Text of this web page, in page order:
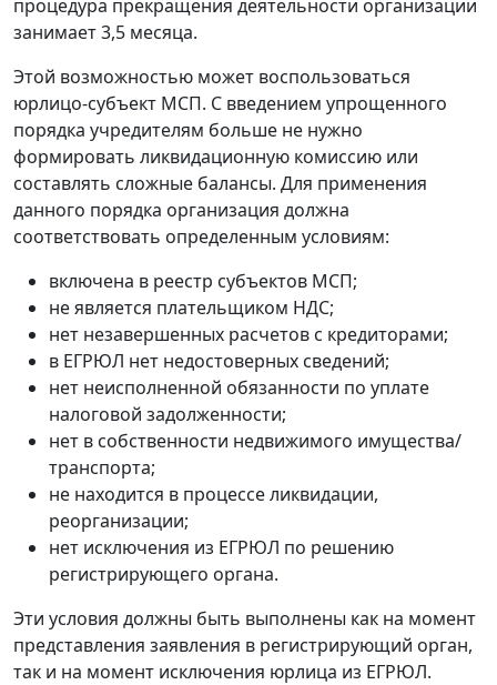
процедура прекращения деятельности организации
занимает 3,5 месяца.
Этой возможностью может воспользоваться
юрлицо-субъект МСП. С введением упрощенного
порядка учредителям больше не нужно
формировать ликвидационную комиссию или
составлять сложные балансы. Для применения
данного порядка организация должна
соответствовать определенным условиям:
включена в реестр субъектов МСП;
не является плательщиком НДС;
нет незавершенных расчетов с кредиторами;
в ЕГРЮЛ нет недостоверных сведений;
нет неисполненной обязанности по уплате
налоговой задолженности;
нет в собственности недвижимого имущества/
транспорта;
не находится в процессе ликвидации,
реорганизации;
нет исключения из ЕГРЮЛ по решению
регистрирующего органа.
Эти условия должны быть выполнены как на момент
представления заявления в регистрирующий орган,
так и на момент исключения юрлица из ЕГРЮЛ.